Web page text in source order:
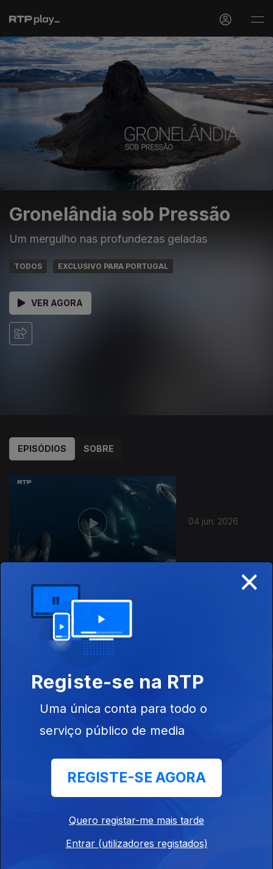
Gronelândia sob Pressão
Um mergulho nas profundezas geladas
TODOS EXCLUSIVO PARA PORTUGAL
VER AGORA
EPISÓDIOS SOBRE
04 jun. 2026
933899
Este conteúdo faz parte de
Documentários de Ciência e
Natureza
Hokkaido - No
Limiar da Extinção
George nas Copas
das Árvores
Instale a aplicaçãoRTP Play
×
Registe-se na RTP
Uma única conta para todo o
serviço público de media
REGISTE-SE AGORA
Quero registar-me mais tarde
Entrar (utilizadores registados)